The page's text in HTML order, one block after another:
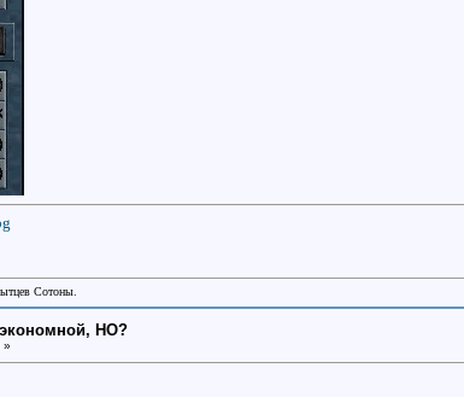
Сотоны.
НО?
»